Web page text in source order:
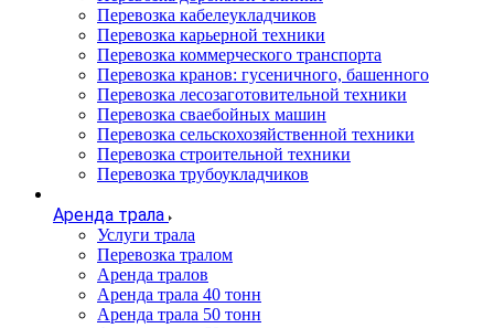
Перевозка кабелеукладчиков
Перевозка карьерной техники
Перевозка коммерческого транспорта
Перевозка кранов: гусеничного, башенного
Перевозка лесозаготовительной техники
Перевозка сваебойных машин
Перевозка сельскохозяйственной техники
Перевозка строительной техники
Перевозка трубоукладчиков
Аренда трала
Услуги трала
Перевозка тралом
Аренда тралов
Аренда трала 40 тонн
Аренда трала 50 тонн